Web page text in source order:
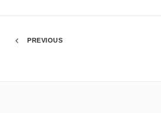
PREVIOUS